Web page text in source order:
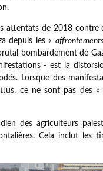
attentats de 2018 contre
depuis les «
bombardement de
- est la
Lorsque des
ce ne sont pas des «
des agriculteurs
Cela inclut les